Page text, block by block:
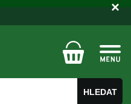
HLEDAT